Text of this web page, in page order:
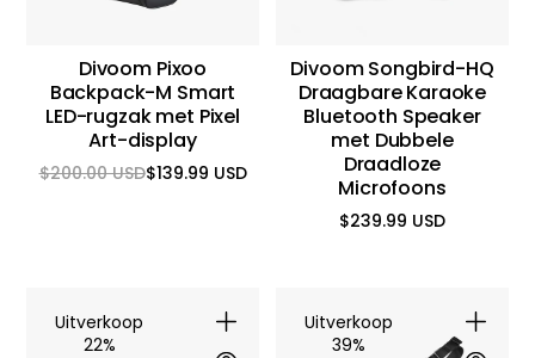
Divoom Pixoo
Backpack-M Smart
LED-rugzak met Pixel
Art-display
$139.99 USD
Reguliere
$200.00 USDAanbiedingsprijs
Divoom Songbird-HQ
Draagbare Karaoke
Bluetooth Speaker
met Dubbele
Draadloze
Microfoons
$239.99 USD
Reguliere
Uitverkoop
22%
Uitverkoop
39%